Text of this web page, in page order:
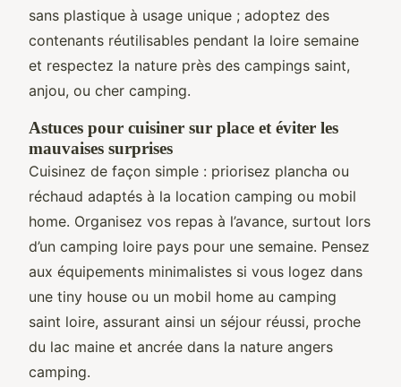
sans plastique à usage unique ; adoptez des
contenants réutilisables pendant la loire semaine
et respectez la nature près des campings saint,
anjou, ou cher camping.
Astuces pour cuisiner sur place et éviter les
mauvaises surprises
Cuisinez de façon simple : priorisez plancha ou
réchaud adaptés à la location camping ou mobil
home. Organisez vos repas à l’avance, surtout lors
d’un camping loire pays pour une semaine. Pensez
aux équipements minimalistes si vous logez dans
une tiny house ou un mobil home au camping
saint loire, assurant ainsi un séjour réussi, proche
du lac maine et ancrée dans la nature angers
camping.